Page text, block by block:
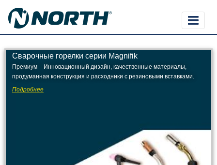
Сварочные горелки серии Magnifik
Премиум – Инновационный дизайн, качественные материалы,
продуманная конструкция и расходники с резиновыми вставками.
Подробнее